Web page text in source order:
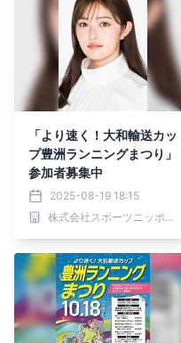
「より速く！大和輸送カッ
プ豊洲ランニングまつり」
参加者募集中
2025-08-19 18:15
株式会社スポーツニッポン新聞社